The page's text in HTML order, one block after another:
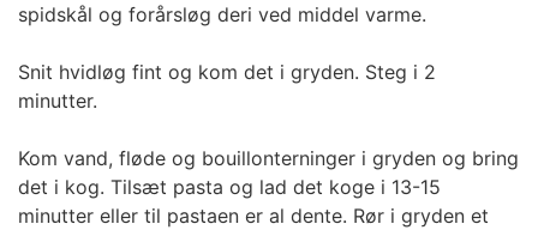
spidskål og forårsløg deri ved middel varme.
Snit hvidløg fint og kom det i gryden. Steg i 2
minutter.
Kom vand, fløde og bouillonterninger i gryden og bring
det i kog. Tilsæt pasta og lad det koge i 13-15
minutter eller til pastaen er al dente. Rør i gryden et